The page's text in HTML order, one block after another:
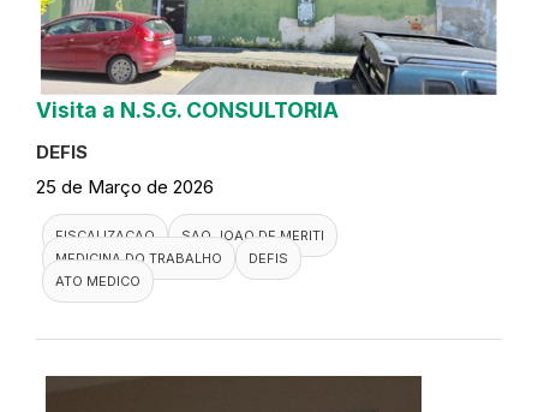
Visita a N.S.G. CONSULTORIA
DEFIS
25 de Março de 2026
FISCALIZACAO
SAO JOAO DE MERITI
MEDICINA DO TRABALHO
DEFIS
ATO MEDICO